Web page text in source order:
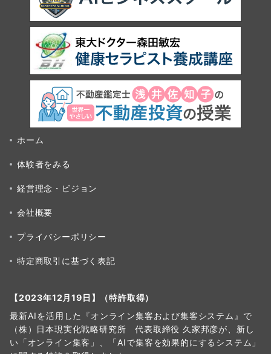
ホーム
体験者をみる
経営理念・ビジョン
会社概要
プライバシーポリシー
特定商取引に基づく表記
【2023年12月19日】（特許取得）
最新AIを活用した『オンライン集客および集客システム』で
（株）日本現実化戦略研究所 代表取締役 久家邦彦が、新し
い「オンライン集客」、「AIで集客を効果的にするシステム」